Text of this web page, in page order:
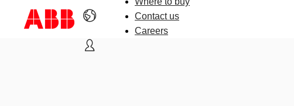
Contact us
Careers